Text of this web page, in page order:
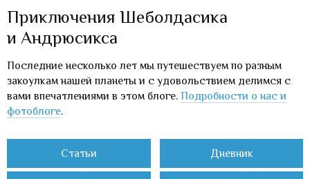
Приключения Шеболдасика
и Андрюсикса
Последние несколько лет мы путешествуем по разным
закоулкам нашей планеты и с удовольствием делимся с
вами впечатлениями в этом блоге. Подробности о нас и
фотоблоге.
Статьи Дневник